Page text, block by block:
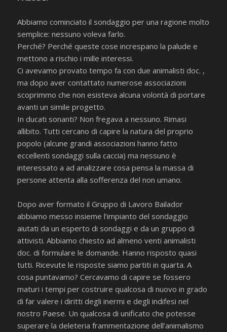
Abbiamo cominciato il sondaggio per una ragione molto
semplice: nessuno voleva farlo.
Perché? Perché queste cose increspano la palude e
mettono a rischio i mille interessi.
Ci avevamo provato tempo fa con due animalisti doc. ,
ma dopo aver contattato numerose associazioni
scoprimmo che non esisteva alcuna volontà di portare
avanti un simile progetto.
In ducati sonanti? Non fregava a nessuno. Rimasi
allibito. Tutti cercano di capire la natura del proprio
popolo (alcune grandi associazioni hanno fatto
eccellenti sondaggi sulla caccia) ma nessuno è
interessato a ad analizzare cosa pensa la massa di
persone attenta alla sofferenza del non umano.
Dopo aver formato il Gruppo di Lavoro Bailador
abbiamo messo insieme l’impianto del sondaggio
aiutati da un esperto di sondaggi e da un gruppo di
attivisti. Abbiamo chiesto ad almeno venti animalisti
doc. di formulare le domande. Hanno risposto quasi
tutti. Ricevute le risposte siamo partiti in quarta. A
cosa puntavamo? Cercavamo di capire se fossero
maturi i tempi per costruire qualcosa di nuovo in grado
di far valere i diritti degli inermi e degli indifesi nel
nostro Paese. Un qualcosa di unificato che potesse
superare la deleteria frammentazione dell’animalismo